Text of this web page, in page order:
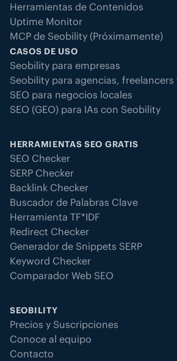
Herramientas de Contenidos
Uptime Monitor
MCP de Seobility (Próximamente)
CASOS DE USO
Seobility para empresas
Seobility para agencias,
SEO para negocios locales
SEO (GEO) para IAs con Seobility
HERRAMIENTAS SEO GRATIS
SEO Checker
SERP Checker
Backlink Checker
Buscador de Palabras Clave
Herramienta TF*IDF
Redirect Checker
Generador de Snippets SERP
Keyword Checker
Comparador Web SEO
SEOBILITY
Precios y Suscripciones
Conoce al equipo
Contacto